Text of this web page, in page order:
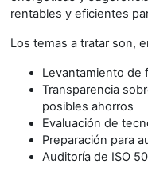
rentables y eficientes
Los temas a tratar son,
Levantamiento de
Transparencia
posibles ahorros
Evaluación de
Preparación para
Auditoría de ISO